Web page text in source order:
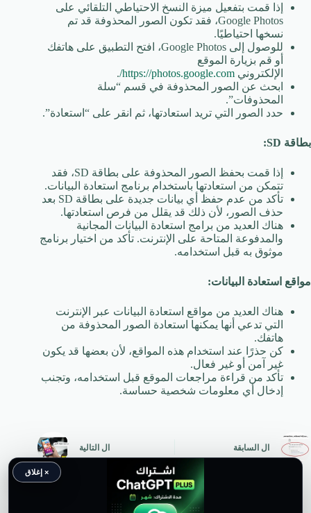
إذا قمت بتفعيل ميزة النسخ الاحتياطي التلقائي على
Google Photos، فقد تكون الصور المحذوفة قد تم
نسخها احتياطيًا.
للوصول إلى Google Photos، افتح التطبيق على هاتفك
أو قم بزيارة الموقع
الإلكتروني https://photos.google.com/
.
ابحث عن الصور المحذوفة في قسم “سلة
المحذوفات”.
حدد الصور التي تريد استعادتها، ثم انقر على “استعادة”.
بطاقة SD:
إذا قمت بحفظ الصور المحذوفة على بطاقة SD، فقد
تتمكن من استعادتها باستخدام برنامج استعادة البيانات.
تأكد من عدم حفظ أي بيانات جديدة على بطاقة SD بعد
حذف الصور، لأن ذلك قد يقلل من فرص استعادتها.
هناك العديد من برامج استعادة البيانات المجانية
والمدفوعة المتاحة على الإنترنت. تأكد من اختيار برنامج
موثوق به قبل استخدامه.
مواقع استعادة البيانات:
هناك العديد من مواقع استعادة البيانات عبر الإنترنت
التي تدعي أنها يمكنها استعادة الصور المحذوفة من
هاتفك.
كن حذرًا عند استخدام هذه المواقع، لأن بعضها قد يكون
غير آمن أو غير فعال.
تأكد من قراءة مراجعات الموقع قبل استخدامه، وتجنب
إدخال أي معلومات شخصية حساسة.
ال السابقة ال التالية
× إغلاق